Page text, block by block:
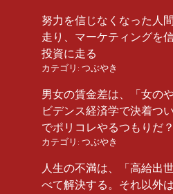
努力を信じなくなった人
走り、マーケティングを
投資に走る
カテゴリ: つぶやき
男女の賃金差は、「女の
ビデンス経済学で決着つ
でポリコレやるつもりだ？
カテゴリ: つぶやき
人生の不満は、「高給出
べて解決する。それ以外